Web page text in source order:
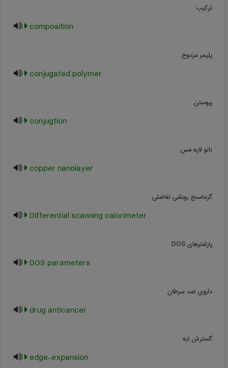
ترکیب
composition
پلیمر مزدوج
conjugated polymer
پیوستن
conjugtion
نانو لایه مس
copper nanolayer
گرماسنج روبشی تفاضلی
Differential scanning calorimeter
پارامترهای DOS
DOS parameters
داروی ضد سرطان
drug anticancer
گسترش لبه
edge-expansion